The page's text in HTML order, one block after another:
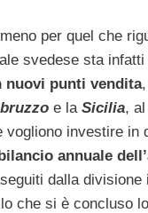
per quel che
svedese sta infatti
punti vendita
e la Sicilia, al
investire in
annuale
dalla divisione
che si è concluso lo